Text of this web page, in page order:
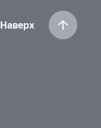
Наверх